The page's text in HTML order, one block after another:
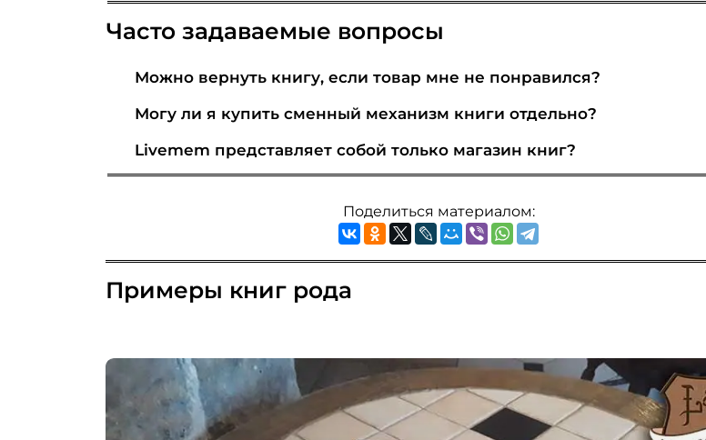
Часто задаваемые вопросы
Можно вернуть книгу, если товар мне не понравился?
Могу ли я купить сменный механизм книги отдельно?
Livemem представляет собой только магазин книг?
Поделиться материалом:
Примеры книг рода